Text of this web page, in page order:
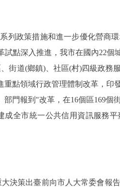
政策措施和進一步優化營商環
點深入推進，我市在國內22
街道(鄉鎮)、社區(村)四級政務
點領域行政管理體制改革，印
門報到"改革，在16個區169
全市統一公共信用資訊服務
策出臺前向市人大常委會報